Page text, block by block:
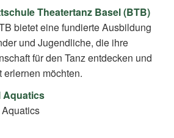
Theatertanz Basel (BTB)
bietet eine fundierte Ausbildung
und Jugendliche, die ihre
für den Tanz entdecken und
erlernen möchten.
Aquatics